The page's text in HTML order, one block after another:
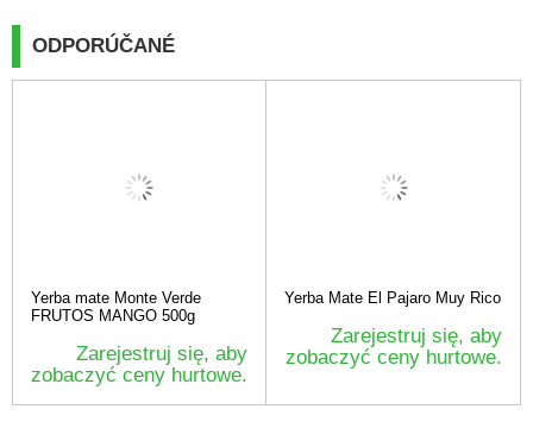
ODPORÚČANÉ
Yerba mate Monte Verde
FRUTOS MANGO 500g
Zarejestruj się, aby
zobaczyć ceny hurtowe.
Yerba Mate El Pajaro Muy Rico
Zarejestruj się, aby
zobaczyć ceny hurtowe.